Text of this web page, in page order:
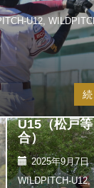
U12,
THB秦野中
B vs
U15（松戸
合）
2025年9月7日
WILDPITCH-U12,